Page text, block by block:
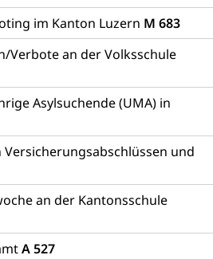
im Kanton Luzern M 683
Verbote an der Volksschule
Asylsuchende (UMA) in
und
an der Kantonsschule
A 527
Vermögenssteuer,
Kirchensteuer,
Gewinn- und Kapitalsteuer
Mediation
Diskriminierung